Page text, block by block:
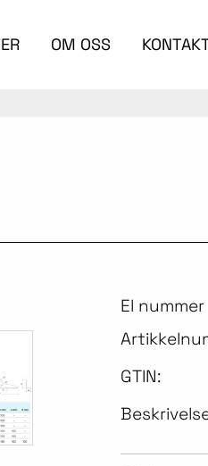
OM OSS
El nummer
GTIN: